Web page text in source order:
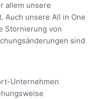
allem unsere
Auch unsere All in One
Stornierung von
sind
Unternehmen